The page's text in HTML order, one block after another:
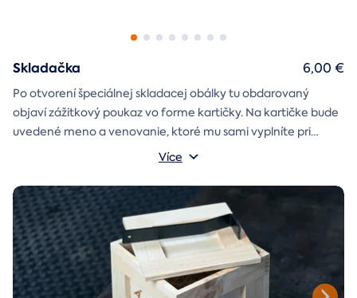
Skladačka
Po otvorení špeciálnej skladacej obálky tu obdarovaný
objaví zážitkový poukaz vo forme kartičky. Na kartičke bude
uvedené meno a venovanie, ktoré mu sami vyplníte pri
Více
6,00 €